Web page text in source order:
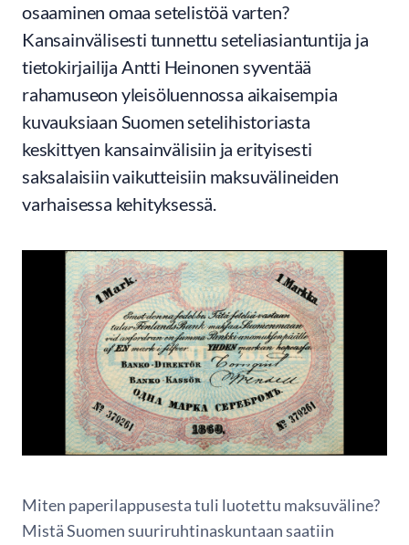
osaaminen omaa setelistöä varten?
Kansainvälisesti tunnettu seteliasiantuntija ja
tietokirjailija Antti Heinonen syventää
rahamuseon yleisöluennossa aikaisempia
kuvauksiaan Suomen setelihistoriasta
keskittyen kansainvälisiin ja erityisesti
saksalaisiin vaikutteisiin maksuvälineiden
varhaisessa kehityksessä.
Miten paperilappusesta tuli luotettu maksuväline?
Mistä Suomen suuriruhtinaskuntaan saatiin